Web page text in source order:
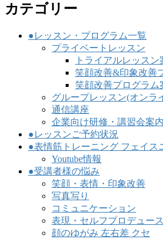
カテゴリー
●レッスン・プログラム一覧
プライベートレッスン
トライアルレッスン
笑顔改善&印象改善
笑顔改善プログラム
グループレッスン(オンラ
通信講座
企業向け研修・講習会案内
●レッスンご予約状況
●表情筋トレーニング フェイス
Youtube情報
●受講者様の悩み
笑顔・表情・印象改善
写真写り
コミュニケーション
表現・セルフプロデュース
顔のゆがみ 左右差 クセ